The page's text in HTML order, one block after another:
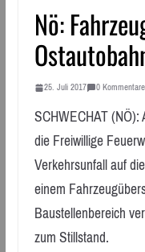
Nö:
25. Juli 2017 0 Kommentare
SCHWECHAT
die Freiwillige
Verkehrsunfall auf
einem
Baustellenbereich
zum Stillstand.